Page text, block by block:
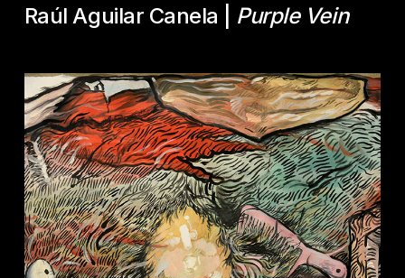
Raúl Aguilar Canela | Purple Vein